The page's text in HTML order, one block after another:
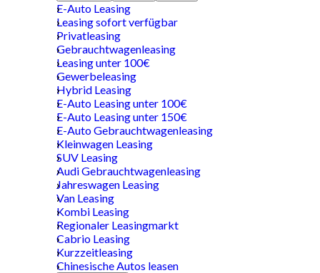
E-Auto Leasing
Leasing sofort verfügbar
Privatleasing
Gebrauchtwagenleasing
Leasing unter 100€
Gewerbeleasing
Hybrid Leasing
E-Auto Leasing unter 100€
E-Auto Leasing unter 150€
E-Auto Gebrauchtwagenleasing
Kleinwagen Leasing
SUV Leasing
Audi Gebrauchtwagenleasing
Jahreswagen Leasing
Van Leasing
Kombi Leasing
Regionaler Leasingmarkt
Cabrio Leasing
Kurzzeitleasing
Chinesische Autos leasen